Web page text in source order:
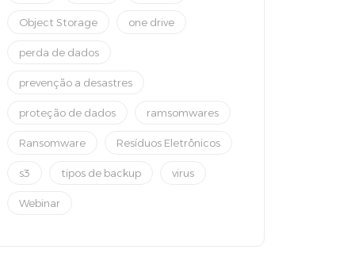
Object Storage one drive
perda de dados
prevenção a desastres
proteção de dados ramsomwares
Ransomware Resíduos Eletrônicos
s3 tipos de backup virus
Webinar